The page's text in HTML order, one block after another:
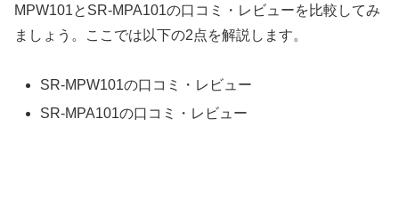
MPW101とSR-MPA101の口コミ・レビューを比較してみ
ましょう。ここでは以下の2点を解説します。
SR-MPW101の口コミ・レビュー
SR-MPA101の口コミ・レビュー